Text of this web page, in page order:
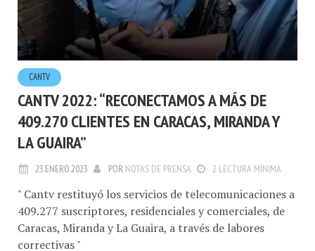
CANTV
CANTV 2022: “RECONECTAMOS A MÁS DE
409.270 CLIENTES EN CARACAS, MIRANDA Y
LA GUAIRA”
23.ENERO.2023 POR NOTAS DE PRENSA 2 LECTURA MÍNIMA
" Cantv restituyó los servicios de telecomunicaciones a
409.277 suscriptores, residenciales y comerciales, de
Caracas, Miranda y La Guaira, a través de labores
correctivas "